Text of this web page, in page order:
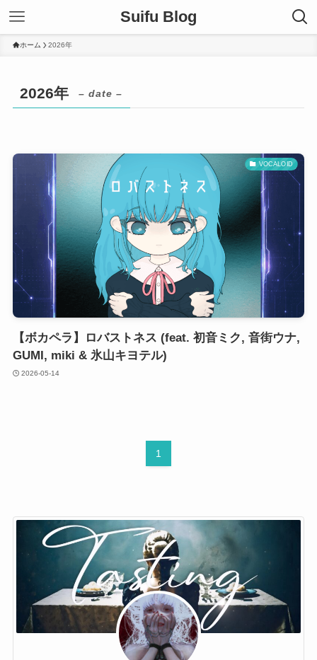
Suifu Blog
ホーム 2026年
2026年 – date –
VOCALOID
【ボカペラ】ロバストネス (feat. 初音ミク, 音街ウナ,
GUMI, miki & 氷山キヨテル)
2026-05-14
1